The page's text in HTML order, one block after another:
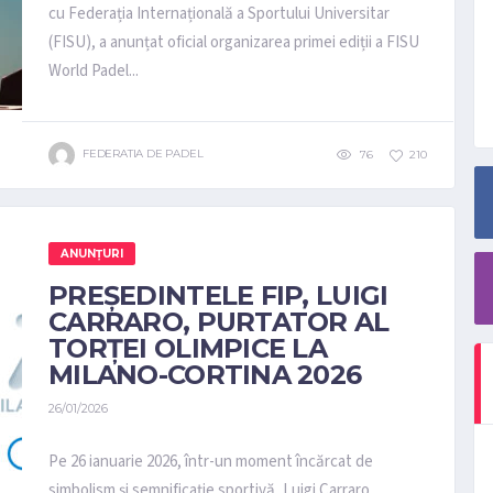
cu Federația Internațională a Sportului Universitar
(FISU), a anunțat oficial organizarea primei ediții a FISU
World Padel...
FEDERATIA DE PADEL 76 210
ANUNȚURI
PREȘEDINTELE FIP, LUIGI
CARRARO, PURTATOR AL
TORȚEI OLIMPICE LA
MILANO-CORTINA 2026
26/01/2026
Pe 26 ianuarie 2026, într-un moment încărcat de